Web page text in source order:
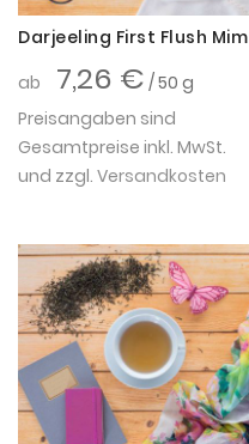
Darjeeling First Flush Mim
ab
7,26 € / 50 g
Preisangaben sind
Gesamtpreise inkl. MwSt.
und zzgl. Versandkosten